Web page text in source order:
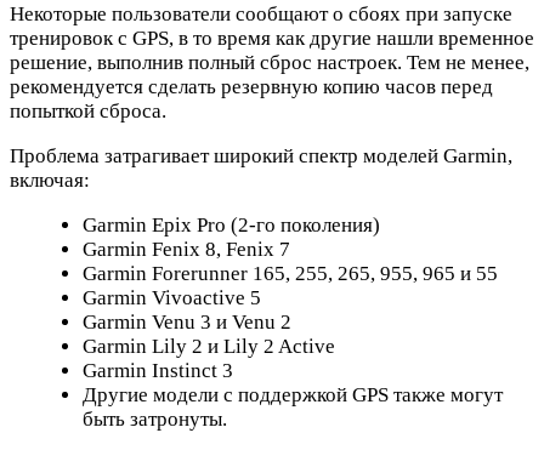
Некоторые пользователи сообщают о сбоях при запуске
тренировок с GPS, в то время как другие нашли временное
решение, выполнив полный сброс настроек. Тем не менее,
рекомендуется сделать резервную копию часов перед
попыткой сброса.
Проблема затрагивает широкий спектр моделей Garmin,
включая:
Garmin Epix Pro (2-го поколения)
Garmin Fenix 8, Fenix 7
Garmin Forerunner 165, 255, 265, 955, 965 и 55
Garmin Vivoactive 5
Garmin Venu 3 и Venu 2
Garmin Lily 2 и Lily 2 Active
Garmin Instinct 3
Другие модели с поддержкой GPS также могут
быть затронуты.